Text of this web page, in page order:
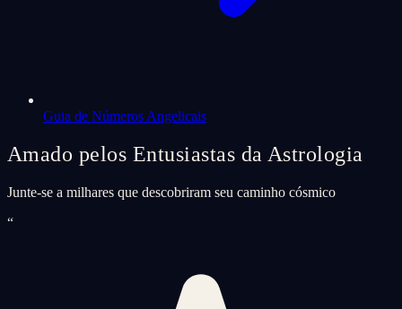
Guia de Números Angelicais
Amado pelos Entusiastas da Astrologia
Junte-se a milhares que descobriram seu caminho cósmico
“